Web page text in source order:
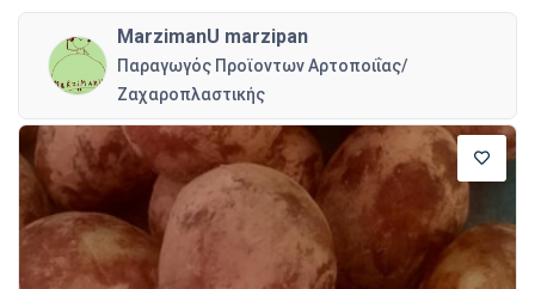
MarzimanU marzipan
Παραγωγός Προϊοντων Αρτοποιΐας/
Ζαχαροπλαστικής